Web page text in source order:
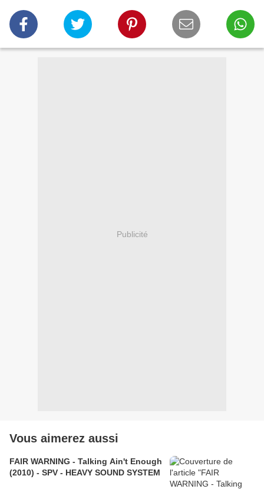
Publicité
Vous aimerez aussi
FAIR WARNING - Talking Ain't Enough
(2010) - SPV - HEAVY SOUND SYSTEM